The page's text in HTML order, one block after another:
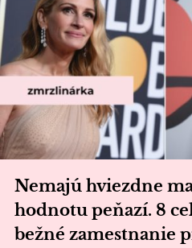
Nemajú hviezdne
hodnotu peňazí. 8
bežné zamestnanie